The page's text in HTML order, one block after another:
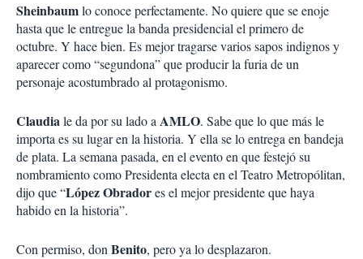
Sheinbaumlo conoce perfectamente. No quiere que se enoje
hasta que le entregue la banda presidencial el primero de
octubre. Y hace bien. Es mejor tragarse varios sapos indignos y
aparecer como “segundona” que producir la furia de un
personaje acostumbrado al protagonismo.
Claudiale da por su lado a AMLO. Sabe que lo que más le
importa es su lugar en la historia. Y ella se lo entrega en bandeja
de plata. La semana pasada, en el evento en que festejó su
nombramiento como Presidenta electa en el Teatro Metropólitan,
dijo que “López Obradores el mejor presidente que haya
habido en la historia”.
Con permiso, don Benito, pero ya lo desplazaron.